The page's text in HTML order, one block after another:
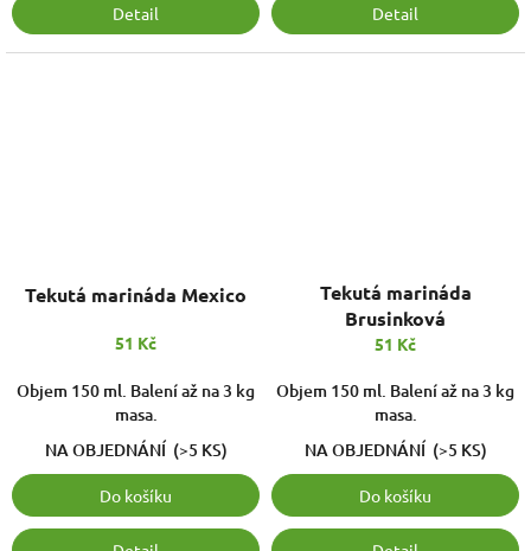
Detail Detail
Tekutá marináda Mexico
51 Kč
Objem 150 ml. Balení až na 3 kg
masa.
NA OBJEDNÁNÍ (>5 KS)
Do košíku
Tekutá marináda
Brusinková
51 Kč
Objem 150 ml. Balení až na 3 kg
masa.
NA OBJEDNÁNÍ (>5 KS)
Do košíku